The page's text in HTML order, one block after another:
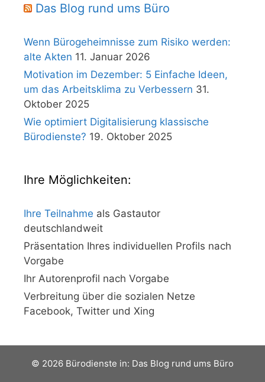
Das Blog rund ums Büro
Wenn Bürogeheimnisse zum Risiko werden:
alte Akten 11. Januar 2026
Motivation im Dezember: 5 Einfache Ideen,
um das Arbeitsklima zu Verbessern 31.
Oktober 2025
Wie optimiert Digitalisierung klassische
Bürodienste? 19. Oktober 2025
Ihre Möglichkeiten:
Ihre Teilnahme als Gastautor
deutschlandweit
Präsentation Ihres individuellen Profils nach
Vorgabe
Ihr Autorenprofil nach Vorgabe
Verbreitung über die sozialen Netze
Facebook, Twitter und Xing
© 2026 Bürodienste in: Das Blog rund ums Büro